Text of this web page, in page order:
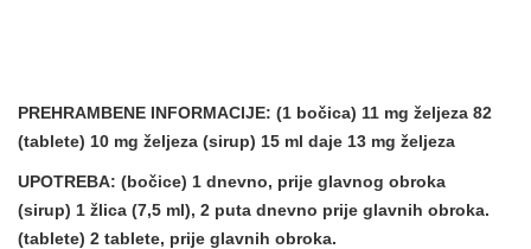
PREHRAMBENE INFORMACIJE: (1 bočica) 11 mg željeza 82
(tablete) 10 mg željeza (sirup) 15 ml daje 13 mg željeza
UPOTREBA: (bočice) 1 dnevno, prije glavnog obroka
(sirup) 1 žlica (7,5 ml), 2 puta dnevno prije glavnih obroka.
(tablete) 2 tablete, prije glavnih obroka.